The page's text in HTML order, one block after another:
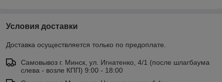
Условия доставки
Доставка осуществляется только по предоплате.
Самовывоз г. Минск, ул. Игнатенко, 4/1 (после шлагбаума
слева - возле КПП) 9:00 - 18:00